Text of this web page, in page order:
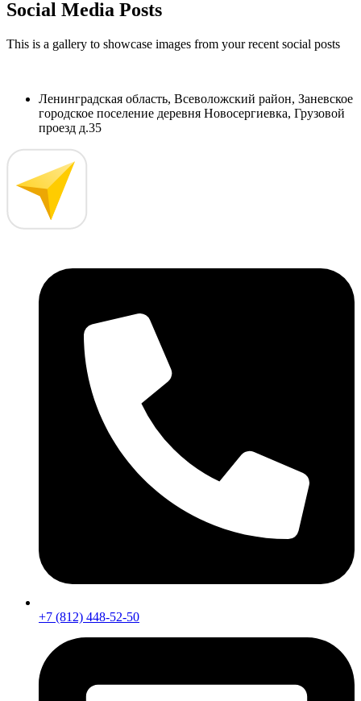
Social Media Posts
This is a gallery to showcase images from your recent social posts
Ленинградская область, Всеволожский район, Заневское
городское поселение деревня Новосергиевка, Грузовой
проезд д.35
+7 (812) 448-52-50